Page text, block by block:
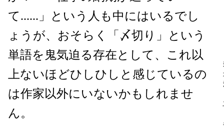
て......」という人も中にはいるでし
ょうが、おそらく「〆切り」という
単語を鬼気迫る存在として、これ以
上ないほどひしひしと感じているの
は作家以外にいないかもしれませ
ん。